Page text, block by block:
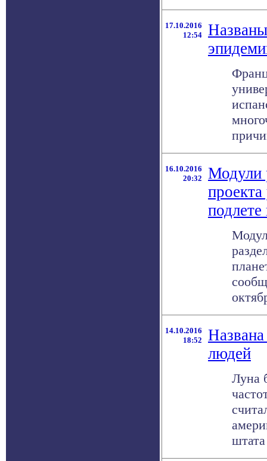
17.10.2016
12:54
16.10.2016
20:32
Модули
14.10.2016
18:52
людей
Луна